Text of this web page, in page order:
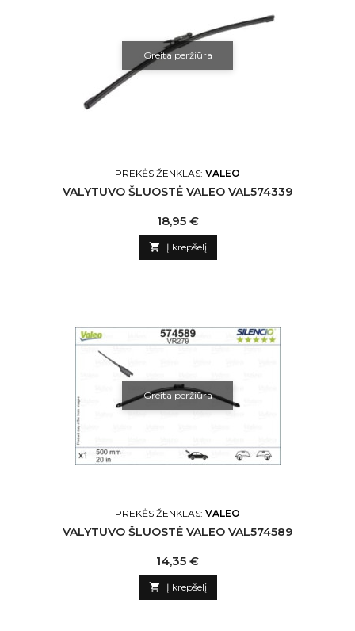
Greita peržiūra
PREKĖS ŽENKLAS: VALEO
VALYTUVO ŠLUOSTĖ VALEO VAL574339
Kaina
18,95 €
 Į krepšelį
Greita peržiūra
PREKĖS ŽENKLAS: VALEO
VALYTUVO ŠLUOSTĖ VALEO VAL574589
Kaina
14,35 €
 Į krepšelį